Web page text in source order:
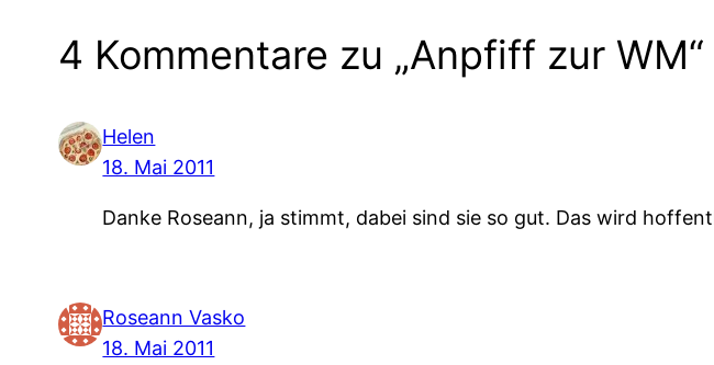
4 Kommentare zu „Anpfiff zur WM“
Helen
18. Mai 2011
Danke Roseann, ja stimmt, dabei sind sie so gut. Das wird
Roseann Vasko
18. Mai 2011